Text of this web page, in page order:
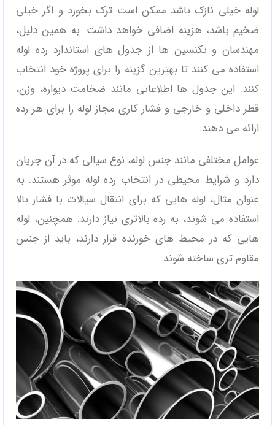
لوله خیلی نازک باشد ممکن است ترک بخورد و اگر خیلی
ضخیم باشد، هزینه اضافی خواهد داشت. به همین دلیل،
مهندسان و تکنسین‌ ها از جدول ‌های استاندارد رده لوله
استفاده می‌ کنند تا بهترین گزینه را برای پروژه خود انتخاب
کنند. این جدول ‌ها اطلاعاتی مانند ضخامت دیواره، وزن،
قطر داخلی و خارجی و فشار کاری مجاز لوله را برای هر رده
ارائه می ‌دهند.
عوامل مختلفی مانند جنس لوله، نوع سیالی که در آن جریان
دارد و شرایط محیطی در انتخاب رده لوله موثر هستند. به
عنوان مثال، لوله‌ هایی که برای انتقال سیالات با فشار بالا
استفاده می‌ شوند، به رده بالاتری نیاز دارند. همچنین، لوله‌
هایی که در محیط ‌های خورنده قرار دارند، باید از جنس
مقاوم ‌تری ساخته شوند.